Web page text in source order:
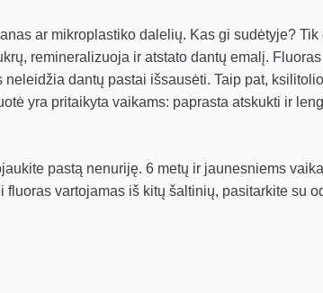
ar mikroplastiko dalelių. Kas gi sudėtyje?
remineralizuoja ir atstato dantų emalį.
dantų pastai išsausėti. Taip pat,
yra pritaikyta vaikams: paprasta atskukti ir
pastą nenuriję. 6 metų ir jaunesniems
vartojamas iš kitų šaltinių, pasitarkite su